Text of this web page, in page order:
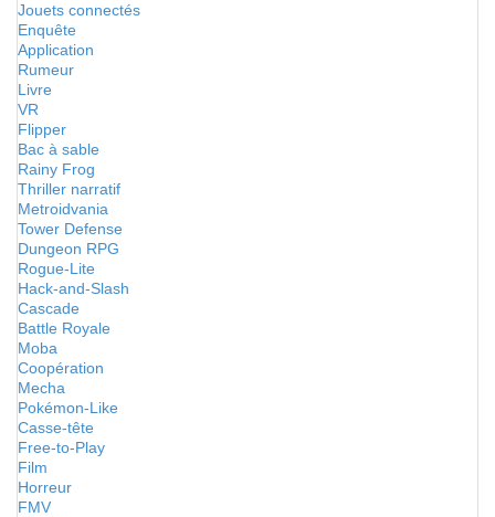
Jouets connectés
Enquête
Application
Rumeur
Livre
VR
Flipper
Bac à sable
Rainy Frog
Thriller narratif
Metroidvania
Tower Defense
Dungeon RPG
Rogue-Lite
Hack-and-Slash
Cascade
Battle Royale
Moba
Coopération
Mecha
Pokémon-Like
Casse-tête
Free-to-Play
Film
Horreur
FMV